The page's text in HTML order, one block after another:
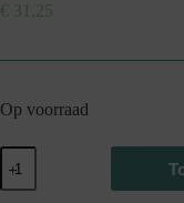
€
31,25
Op voorraad
Classic
ink
-